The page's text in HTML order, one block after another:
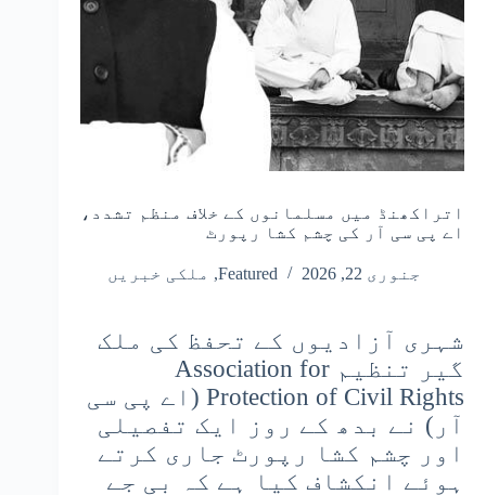
اتراکھنڈ میں مسلمانوں کے خلاف منظم تشدد،
اے پی سی آر کی چشم کشا رپورٹ
جنوری 22, 2026 Featured
, ملکی خبریں
شہری آزادیوں کے تحفظ کی ملک
گیر تنظیم Association for
Protection of Civil Rights (اے پی سی
آر) نے بدھ کے روز ایک تفصیلی
اور چشم کشا رپورٹ جاری کرتے
ہوئے انکشاف کیا ہے کہ بی جے